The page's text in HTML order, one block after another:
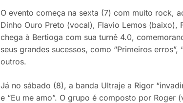
O evento começa na sexta (7) com muito rock,
Dinho Ouro Preto (vocal), Flavio Lemos (baixo),
chega à Bertioga com sua turnê 4.0,
seus grandes sucessos, como “Primeiros erros”,
outros.
Já no sábado (8), a banda Ultraje a Rigor
e “Eu me amo”. O grupo é composto por Roger